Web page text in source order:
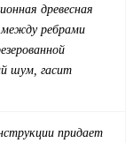
древесная
ребрами
шум, гасит
придает